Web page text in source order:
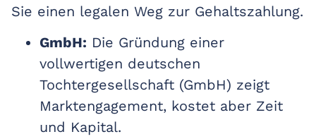
Sie einen legalen Weg zur Gehaltszahlung.
GmbH: Die Gründung einer
vollwertigen deutschen
Tochtergesellschaft (GmbH) zeigt
Marktengagement, kostet aber Zeit
und Kapital.